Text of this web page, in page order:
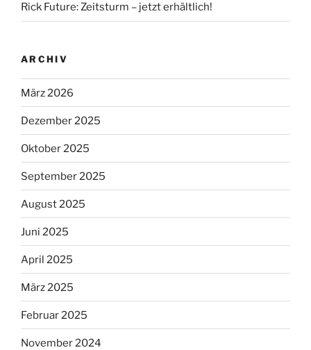
Rick Future: Zeitsturm – jetzt erhältlich!
ARCHIV
März 2026
Dezember 2025
Oktober 2025
September 2025
August 2025
Juni 2025
April 2025
März 2025
Februar 2025
November 2024